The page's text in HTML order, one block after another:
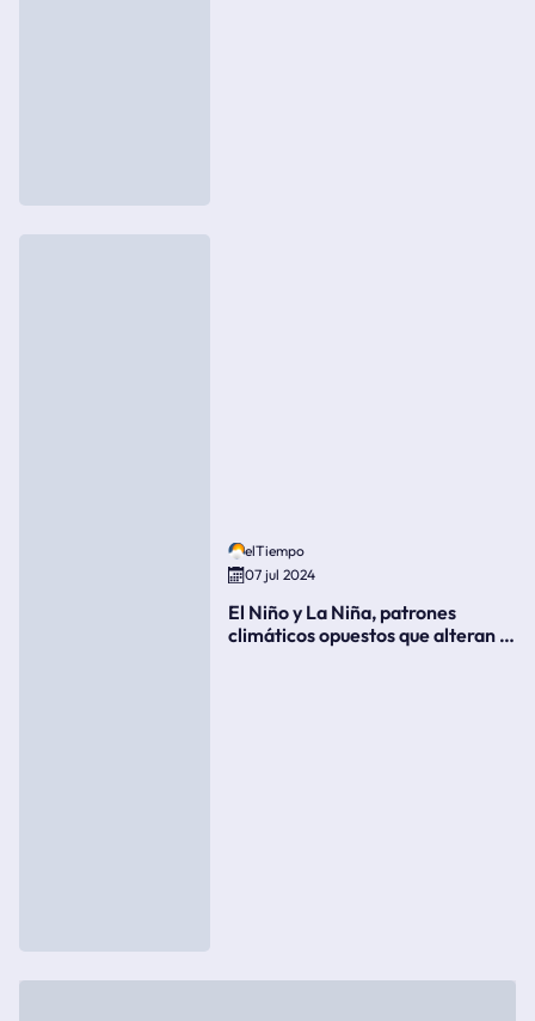
elTiempo
07 jul 2024
El Niño y La Niña, patrones
climáticos opuestos que alteran la